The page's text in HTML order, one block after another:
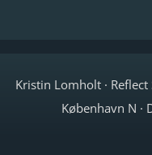
Kristin Lomholt ·
København N ·